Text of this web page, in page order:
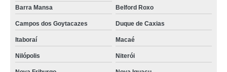
Barra Mansa
Belford Roxo
Campos dos Goytacazes Duque de Caxias
Itaboraí Macaé
Nilópolis Niterói